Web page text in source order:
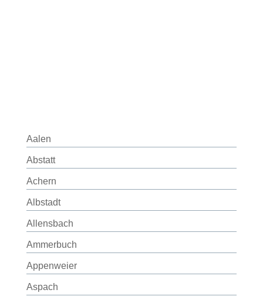
Aalen
Abstatt
Achern
Albstadt
Allensbach
Ammerbuch
Appenweier
Aspach